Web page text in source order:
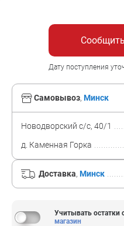
Дату поступления
Самовывоз, Минск
Новодворский с/с, 40/1
д. Каменная Горка
Доставка, Минск
Учитывать остатки
магазин